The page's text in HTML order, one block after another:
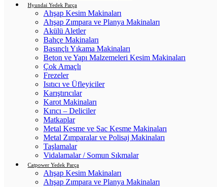
Hyundai Yedek Parça
Ahşap Kesim Makinaları
Ahşap Zımpara ve Planya Makinaları
Akülü Aletler
Bahçe Makinaları
Basınçlı Yıkama Makinaları
Beton ve Yapı Malzemeleri Kesim Makinaları
Çok Amaçlı
Frezeler
Isıtıcı ve Üfleyiciler
Karıştırıcılar
Karot Makinaları
Kırıcı – Deliciler
Matkaplar
Metal Kesme ve Sac Kesme Makinaları
Metal Zımparalar ve Polisaj Makinaları
Taşlamalar
Vidalamalar / Somun Sıkmalar
Catpower Yedek Parça
Ahşap Kesim Makinaları
Ahşap Zımpara ve Planya Makinaları